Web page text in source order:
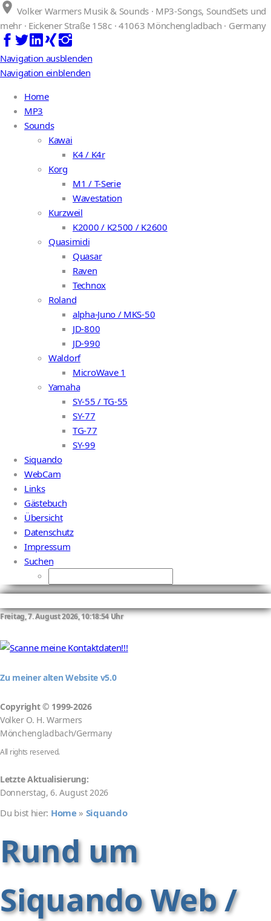
Volker Warmers Musik & Sounds · MP3-Songs, SoundSets und
mehr · Eickener Straße 158c · 41063 Mönchengladbach · Germany
Navigation ausblenden
Navigation einblenden
Home
MP3
Sounds
Kawai
K4 / K4r
Korg
M1 / T-Serie
Wavestation
Kurzweil
K2000 / K2500 / K2600
Quasimidi
Quasar
Raven
Technox
Roland
alpha-Juno / MKS-50
JD-800
JD-990
Waldorf
MicroWave 1
Yamaha
SY-55 / TG-55
SY-77
TG-77
SY-99
Siquando
WebCam
Links
Gästebuch
Übersicht
Datenschutz
Impressum
Suchen
Freitag, 7. August 2026, 10:18:55 Uhr
Zu meiner alten Website v5.0
Copyright© 1999-2026
Volker O. H. Warmers
Mönchengladbach/Germany
All rights reserved.
Letzte Aktualisierung:
Donnerstag, 6. August 2026
Du bist hier: Home» Siquando
Rund um
Siquando Web /